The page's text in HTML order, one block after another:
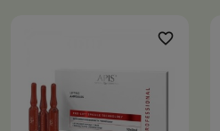
favorite_border